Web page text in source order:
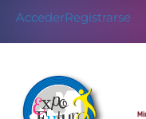
AccederRegistrarse